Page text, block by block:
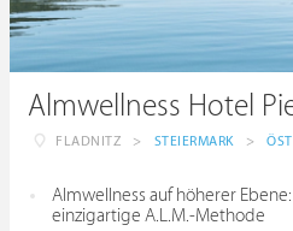
Almwellness Hotel
FLADNITZ > STEIERMARK >
Almwellness auf höherer
einzigartige A.L.M.-Methode